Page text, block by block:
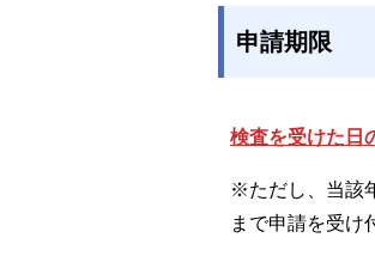
申請期限
検査を受けた日
※ただし、当該
まで申請を受け